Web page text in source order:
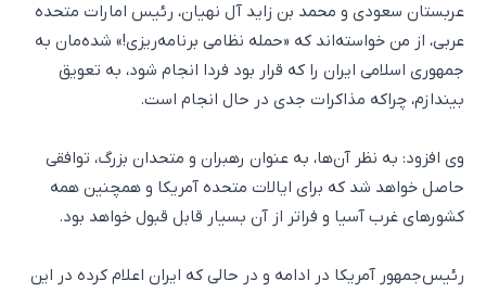
عربستان سعودی و محمد بن زاید آل نهیان، رئیس امارات متحده
عربی، از من خواسته‌اند که «حمله نظامی برنامه‌ریزی!» شده‌مان به
جمهوری اسلامی ایران را که قرار بود فردا انجام شود، به تعویق
بیندازم، چراکه مذاکرات جدی در حال انجام است.
وی افزود: به نظر آن‌ها، به عنوان رهبران و متحدان بزرگ، توافقی
حاصل خواهد شد که برای ایالات متحده آمریکا و همچنین همه
کشورهای غرب آسیا و فراتر از آن بسیار قابل قبول خواهد بود.
رئیس‌جمهور آمریکا در ادامه و در حالی که ایران اعلام کرده در این